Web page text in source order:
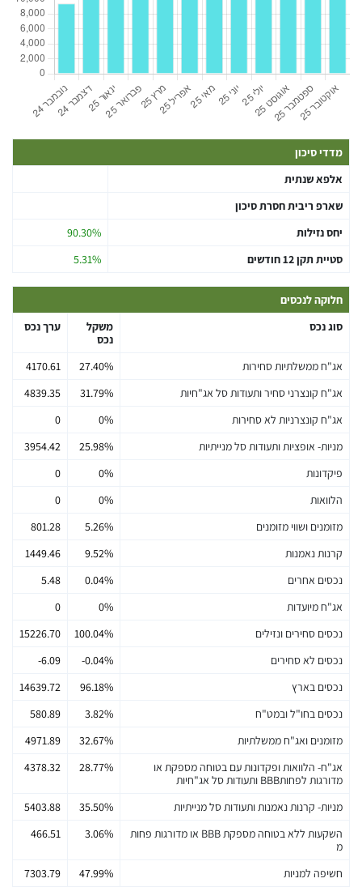
מדדי סיכון
אלפא שנתית
שארפ ריבית חסרת סיכון
יחס נזילות
90.30%
סטיית תקן 12 חודשים
5.31%
חלוקה לנכסים
סוג נכס
משקל
נכס
ערך נכס
אג"ח ממשלתיות סחירות 27.40%
4170.61
אג"ח קונצרני סחיר ותעודות סל אג"חיות
31.79%
4839.35
אג"ח קונצרניות לא סחירות
0%
0
מניות- אופציות ותעודות סל מנייתיות
25.98%
3954.42
פיקדונות
0%
0
הלוואות
0%
0
מזומנים ושווי מזומנים
5.26%
801.28
קרנות נאמנות
9.52%
1449.46
נכסים אחרים
0.04%
5.48
אג"ח מיועדות
0%
0
נכסים סחירים ונזילים
100.04%
15226.70
נכסים לא סחירים
-0.04%
-6.09
נכסים בארץ
96.18%
14639.72
נכסים בחו"ל ובמט"ח
3.82%
580.89
מזומנים ואג"ח ממשלתיות
32.67%
4971.89
אג"ח- הלוואות ופקדונות עם בטוחה מספקת או
מדורגות לפחותBBB ותעודות סל אג"חיות
28.77%
4378.32
מניות- קרנות נאמנות ותעודות סל מנייתיות 35.50%
5403.88
השקעות ללא בטוחה מספקת BBB או מדורגות פחות
מ
3.06%
466.51
חשיפה למניות 47.99%
7303.79